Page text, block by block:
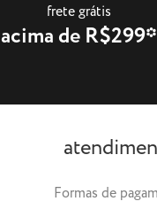
frete grátis
acima de R$299*
Formas de